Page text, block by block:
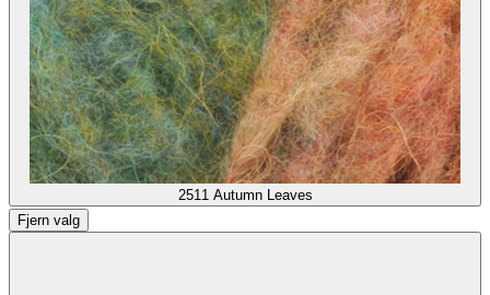
2511 Autumn Leaves
Fjern valg